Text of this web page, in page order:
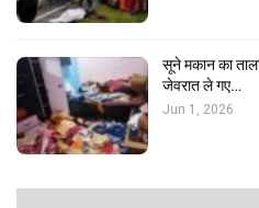
सूने मकान का
जेवरात ले गए…
Jun 1, 2026